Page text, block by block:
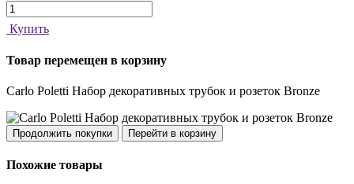
Купить
Товар перемещен в корзину
Carlo Poletti Набор декоративных трубок и розеток Bronze
Продолжить покупки Перейти в корзину
Похожие товары